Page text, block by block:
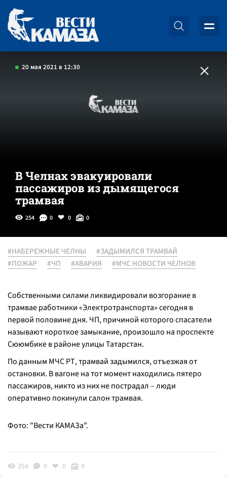
20 мая 2021 в 12:30
В Челнах эвакуировали
пассажиров из дымящегося
трамвая
254 0 0 0
#НАБЕРЕЖНЫЕ ЧЕЛНЫ
#ЗАДЫМИЛСЯ ТРАМВАЙ
#ПОЖАР
#ЧП #АВАРИЯ #МЧС НОВОСТИ ЧЕЛНОВ
Собственными силами ликвидировали возгорание в
трамвае работники «Электротранспорта» сегодня в
первой половине дня. ЧП, причиной которого спасатели
называют короткое замыкание, произошло на проспекте
Сююмбике в районе улицы Татарстан.
По данным МЧС РТ, трамвай задымился, отъезжая от
остановки. В вагоне на тот момент находились пятеро
пассажиров, никто из них не пострадал – люди
оперативно покинули салон трамвая.
Фото: "Вести КАМАЗа".
254 0 0 0